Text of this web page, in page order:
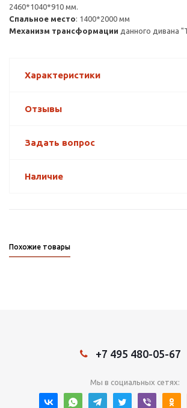
2460*1040*910 мм.
Спальное место: 1400*2000 мм
Механизм трансформации данного дивана
Характеристики
Отзывы
Задать вопрос
Наличие
Похожие товары
+7 495 480-05-67
Мы в социальных сетях: